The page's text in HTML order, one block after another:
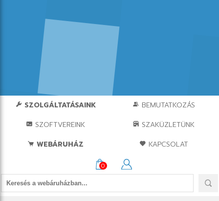
SZOLGÁLTATÁSAINK
BEMUTATKOZÁS
SZOFTVEREINK
SZAKÜZLETÜNK
WEBÁRUHÁZ
KAPCSOLAT
0